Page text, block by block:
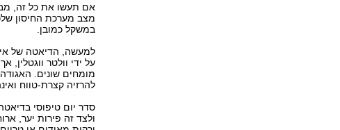
אם תעשו את כל זה,
מצב מערכת החיסון
במשקל כמובן.
על ידי וולטר
מומחים שונים.
להרזיה קצרת-טווח
סדר יום טיפוסי
ולצד זה פירות יער,